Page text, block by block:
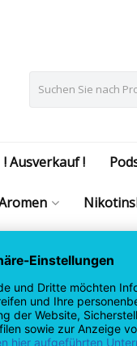
! Ausverkauf !
| Gutscheine
&